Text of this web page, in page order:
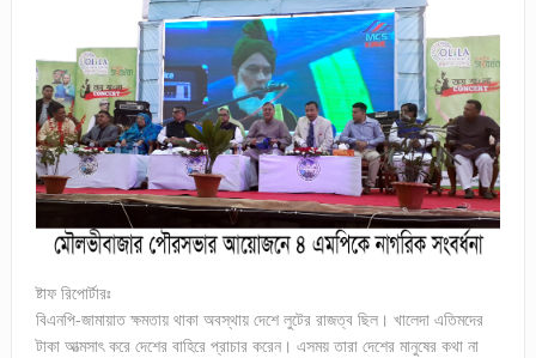
ষ্টাফ রিপোর্টারঃ
বিএনপি-জামায়াত ক্ষমতায় থাকা অবস্থায় দেশে লুটের রাজত্ব ছিল। খালেদা এতিমদের
টাকা আত্মসাৎ করে দেশের বাহিরে প্রাচার করেন। এসময় তারা দেশের মানুষের কথা না